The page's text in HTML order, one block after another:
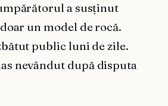
a susținut
un model de rocă.
public luni de zile.
nevândut după disputa